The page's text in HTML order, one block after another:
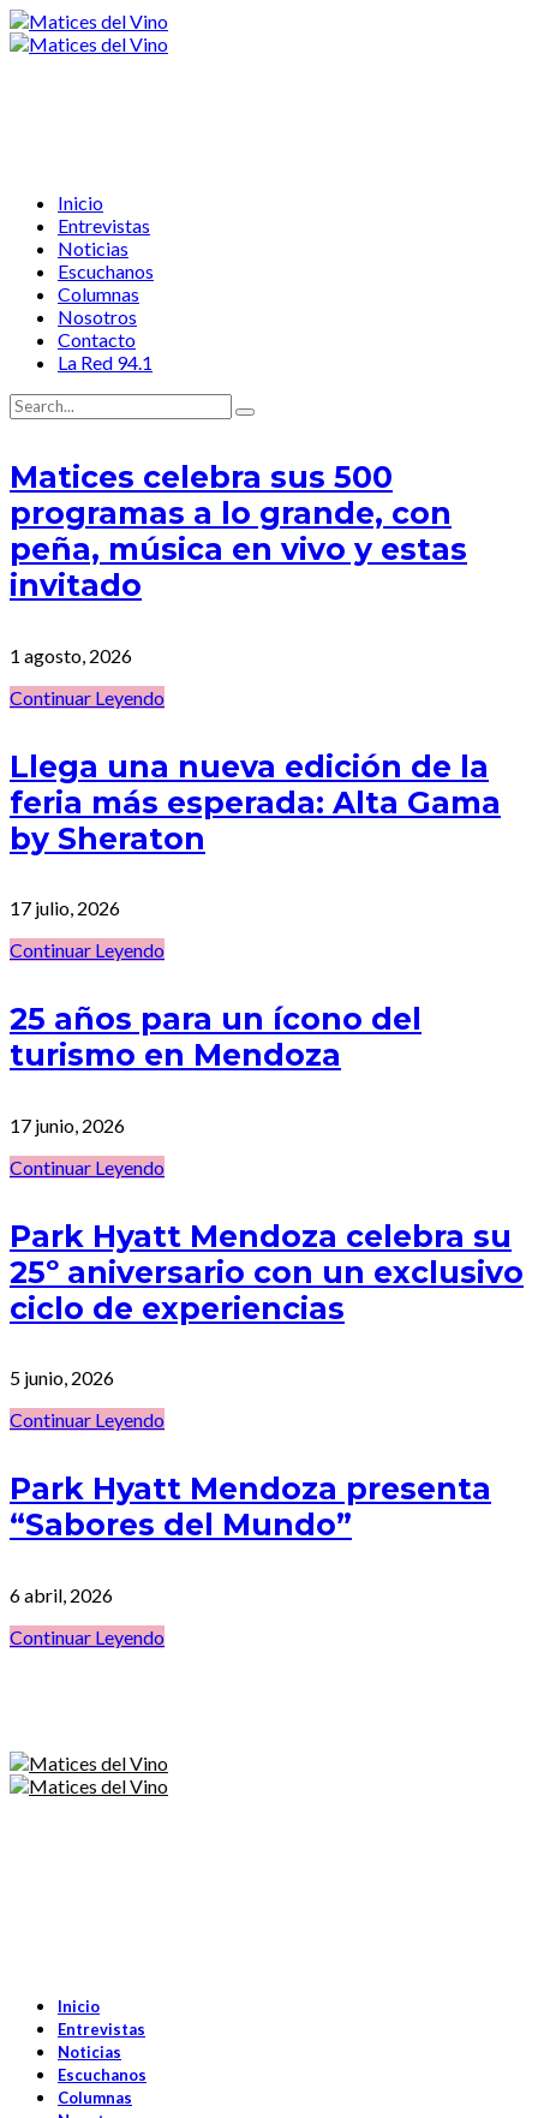
Inicio
Entrevistas
Noticias
Escuchanos
Columnas
Nosotros
Contacto
La Red 94.1
Matices celebra sus 500
programas a lo grande, con
peña, música en vivo y estas
invitado
1 agosto, 2026
Continuar Leyendo
Llega una nueva edición de la
feria más esperada: Alta Gama
by Sheraton
17 julio, 2026
Continuar Leyendo
25 años para un ícono del
turismo en Mendoza
17 junio, 2026
Continuar Leyendo
Park Hyatt Mendoza celebra su
25º aniversario con un exclusivo
ciclo de experiencias
5 junio, 2026
Continuar Leyendo
Park Hyatt Mendoza presenta
“Sabores del Mundo”
6 abril, 2026
Continuar Leyendo
Inicio
Entrevistas
Noticias
Escuchanos
Columnas